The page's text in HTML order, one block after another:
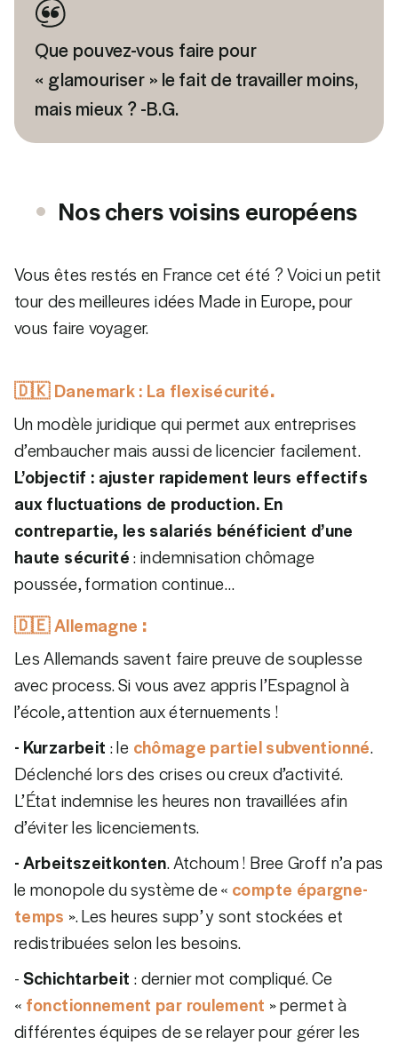
Que pouvez-vous faire pour
« glamouriser » le fait de travailler moins,
mais mieux ? -B.G.
Nos chers voisins européens
Vous êtes restés en France cet été ? Voici un petit
tour des meilleures idées Made in Europe, pour
vous faire voyager.
🇩🇰Danemark : La flexisécurité.
Un modèle juridique qui permet aux entreprises
d’embaucher mais aussi de licencier facilement.
L’objectif : ajuster rapidement leurs effectifs
aux fluctuations de production. En
contrepartie, les salariés bénéficient d’une
haute sécurité: indemnisation chômage
poussée, formation continue…
🇩🇪Allemagne :
Les Allemands savent faire preuve de souplesse
avec process. Si vous avez appris l’Espagnol à
l’école, attention aux éternuements !
- Kurzarbeit : le chômage partiel subventionné.
Déclenché lors des crises ou creux d’activité.
L’État indemnise les heures non travaillées afin
d’éviter les licenciements.
- Arbeitszeitkonten. Atchoum ! Bree Groff n’a pas
le monopole du système de « compte épargne-
temps ». Les heures supp’ y sont stockées et
redistribuées selon les besoins.
-Schichtarbeit : dernier mot compliqué. Ce
« fonctionnement par roulement » permet à
différentes équipes de se relayer pour gérer les